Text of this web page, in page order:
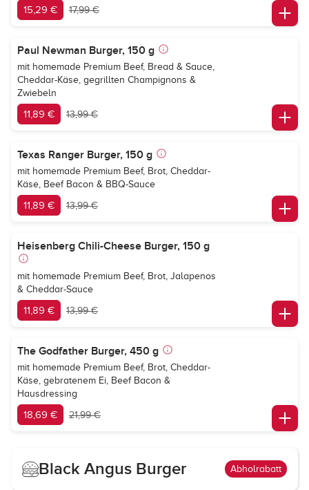
15,29 € 17,99 €
Paul Newman Burger, 150 g
mit homemade Premium Beef, Bread & Sauce,
Cheddar-Käse, gegrillten Champignons &
Zwiebeln
11,89 € 13,99 €
Texas Ranger Burger, 150 g
mit homemade Premium Beef, Brot, Cheddar-
Käse, Beef Bacon & BBQ-Sauce
11,89 € 13,99 €
Heisenberg Chili-Cheese Burger, 150 g
mit homemade Premium Beef, Brot, Jalapenos
& Cheddar-Sauce
11,89 € 13,99 €
The Godfather Burger, 450 g
mit homemade Premium Beef, Brot, Cheddar-
Käse, gebratenem Ei, Beef Bacon &
Hausdressing
18,69 € 21,99 €
Black Angus Burger Abholrabatt